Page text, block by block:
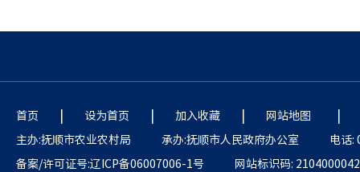
首页 | 设为首页 | 加入收藏 | 网站地图 |
主办:抚顺市农业农村局 承办:抚顺市人民政府办公室
电话:
备案/许可证号:辽ICP备06007006-1号
网站标识码: 2104000042